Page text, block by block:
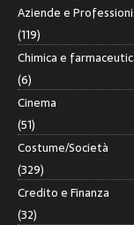
Aziende e
(119)
Chimica e
(6)
Cinema
(51)
Costume/Società
(329)
Credito e Finanza
(32)